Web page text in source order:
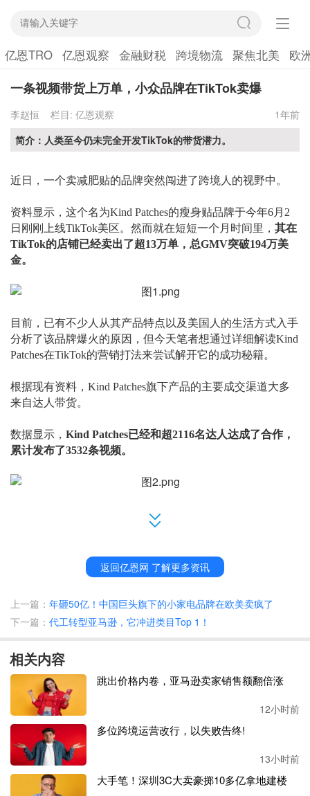
亿恩TRO 亿恩观察 金融财税 跨境物流 聚焦北美 欧
一条视频带货上万单，小众品牌在TikTok卖爆
李赵恒 栏目: 亿恩观察
1年前
简介：人类至今仍未完全开发TikTok的带货潜力。
近日，一个卖减肥贴的品牌突然闯进了跨境人的视野中。
资料显示，这个名为Kind Patches的瘦身贴品牌于今年6月2
日刚刚上线TikTok美区。然而就在短短一个月时间里， 其在
TikTok的店铺已经卖出了超13万单，总GMV突破194万美
金。
目前，已有不少人从其产品特点以及美国人的生活方式入手
分析了该品牌爆火的原因，但今天笔者想通过详细解读Kind
Patches在TikTok的营销打法来尝试解开它的成功秘籍。
根据现有资料， Kind Patches旗下产品的主要成交渠道大多
来自达人带货。
数据显示， Kind Patches已经和超2116名达人达成了合作，
累计发布了3532条视频。
也就是说其自上线以来便开始疯狂和达人建联，
其中，一位账户ID为@arizona_allie的达人表现尤为突出：6
月6日其在自己的TikTok账号发布了一条时长仅4秒的短视
币超百万。
截至目前，这条视频已经积累了
赞。
不过，值得注意的是这条视频能够爆火其实存在相当大的偶
然性。从截图中能够看出，除了这条视频外这名达人的其它
视频整体播放量并不高。
从偶然到一定程度上的必然，品牌方之所以能够成功还要归
返回亿恩网 了解更多资讯
上一篇： 年砸50亿！中国巨头旗下的小家电品牌在欧美卖疯了
下一篇： 代工转型亚马逊，它冲进类目Top 1！
相关内容
跳出价格内卷，亚马逊卖家销售额翻倍涨
12小时前
多位跨境运营改行，以失败告终!
13小时前
大手笔！深圳3C大卖豪掷10多亿拿地建楼